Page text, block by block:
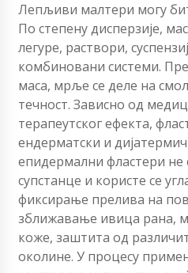
Лепљиви малтери могу
По степену дисперзије,
легуре, раствори,
комбиновани системи.
маса, мрље се деле на
течност. Зависно од
терапеутског ефекта,
ендерматски и
епидермални фластери не
супстанце и користе се
фиксирање прелива на
зближавање ивица рана,
коже, заштита од
околине. У процесу